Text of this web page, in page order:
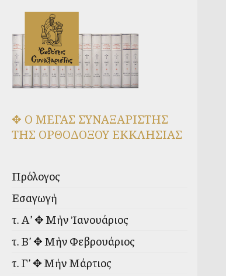
✥ Ο ΜΕΓΑΣ ΣΥΝΑΞΑΡΙΣΤΗΣ
ΤΗΣ ΟΡΘΟΔΟΞΟΥ ΕΚΚΛΗΣΙΑΣ
Πρόλογος
Εἰσαγωγὴ
τ. Α’ ✥ Μὴν Ἰανουάριος
τ. Β’ ✥ Μὴν Φεβρουάριος
τ. Γ’ ✥ Μὴν Μάρτιος